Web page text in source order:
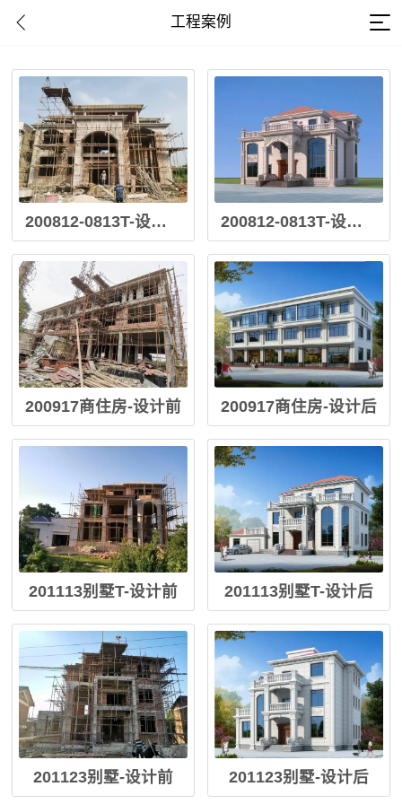
工程案例
200812-0813T-设计前 200812-0813T-设计后
200917商住房-设计前 200917商住房-设计后
201113别墅T-设计前 201113别墅T-设计后
201123别墅-设计前 201123别墅-设计后